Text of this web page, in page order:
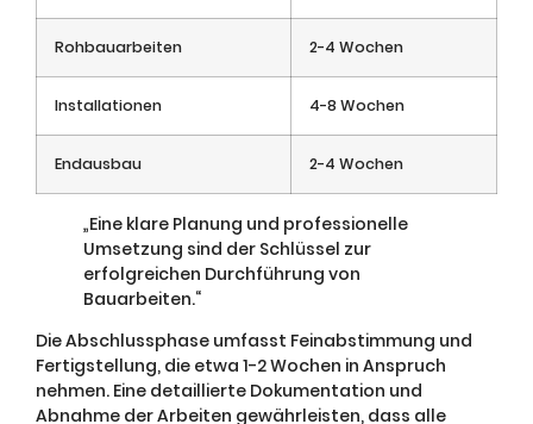
Rohbauarbeiten 2-4 Wochen
Installationen 4-8 Wochen
Endausbau 2-4 Wochen
„Eine klare Planung und professionelle
Umsetzung sind der Schlüssel zur
erfolgreichen Durchführung von
Bauarbeiten.“
Die Abschlussphase umfasst Feinabstimmung und
Fertigstellung, die etwa 1-2 Wochen in Anspruch
nehmen. Eine detaillierte Dokumentation und
Abnahme der Arbeiten gewährleisten, dass alle